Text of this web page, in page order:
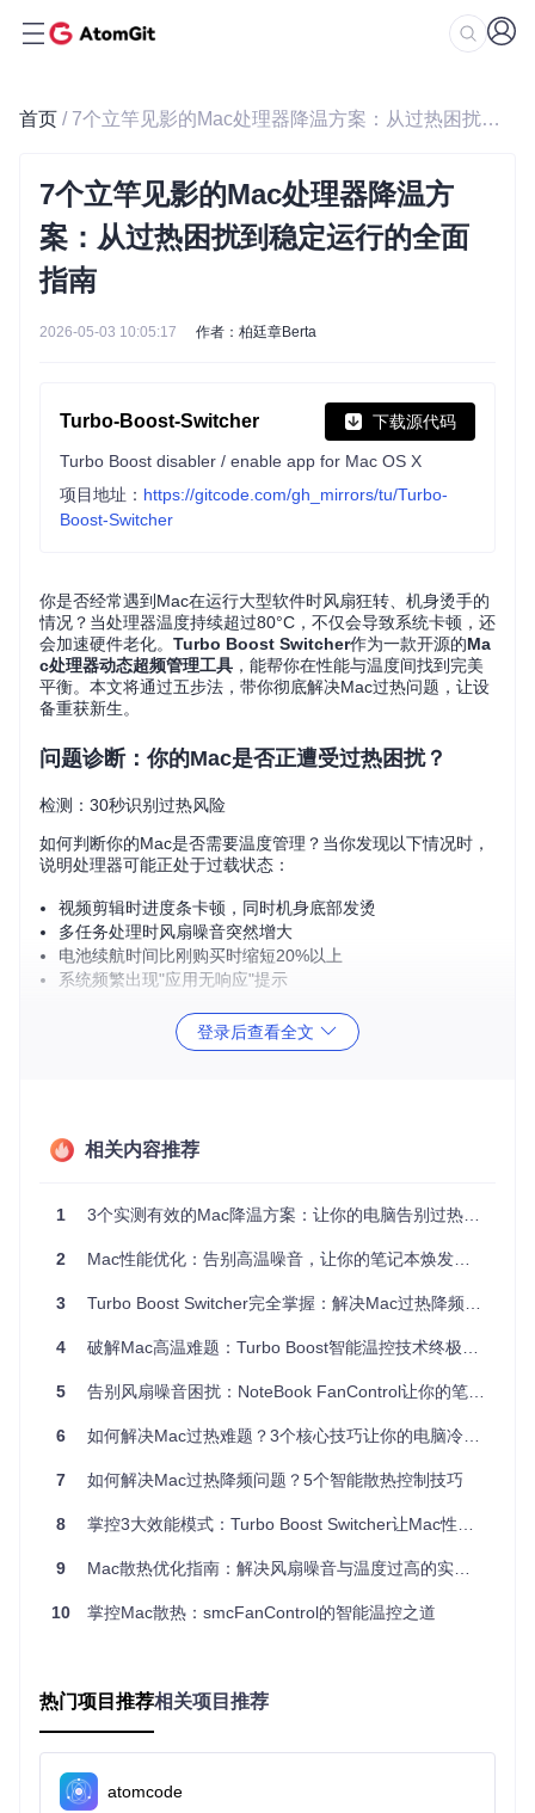
首页 / 7个立竿见影的Mac处理器降温方案：从过热困扰到稳定运行的全面指南
7个立竿见影的Mac处理器降温方
案：从过热困扰到稳定运行的全面
指南
2026-05-03 10:05:17 作者：柏廷章Berta
Turbo-Boost-Switcher 下载源代码
Turbo Boost disabler / enable app for Mac OS X
项目地址： https://gitcode.com/gh_mirrors/tu/Turbo-
Boost-Switcher
你是否经常遇到Mac在运行大型软件时风扇狂转、机身烫手的
情况？当处理器温度持续超过80°C，不仅会导致系统卡顿，还
会加速硬件老化。 Turbo Boost Switcher作为一款开源的Ma
c处理器动态超频管理工具 ，能帮你在性能与温度间找到完美
平衡。本文将通过五步法，带你彻底解决Mac过热问题，让设
备重获新生。
问题诊断：你的Mac是否正遭受过热困扰？
检测：30秒识别过热风险
如何判断你的Mac是否需要温度管理？当你发现以下情况时，
说明处理器可能正处于过载状态：
视频剪辑时进度条卡顿，同时机身底部发烫
多任务处理时风扇噪音突然增大
电池续航时间比刚购买时缩短20%以上
系统频繁出现"应用无响应"提示
这些现象的根源往往是Turbo Boost（处理器动态超频技术）
的持续启用。这项技术虽能短暂提升性能，但会使CPU温度骤
解析：温度与性能的博弈平衡
但持续使用会导致发动机过热。通过智能管理这一功能，你将
性能稳定：避免因过热导致的CPU降频，保持持续工作效率
续航延长：减少不必要的性能消耗，单次充电多使用1.5小
实施路径：从零开始的Turbo Boost管理方案
准备：5分钟完成工具部署
✓ 首先克隆项目仓库：git clone https://gitcode.com/
gh_mirrors/tu/Turbo-Boost-Switcher✓ 进入项目目
录，找到"Turbo Boost Disabler"文件夹 ✓ 将"Turbo Boost Sw
itcher.app"拖拽至应用程序文件夹 ✓ 首次启动时允许系统安全
设置中的开发者权限
8651c1bc160f9e15287590/Turbo Boost Disabler/HELP.rtfd/t
n2459_approval.png?utm_source=gitcode_repo_files)
登录后查看全文
相关内容推荐
1 3个实测有效的Mac降温方案：让你的电脑告别过热卡顿
2 Mac性能优化：告别高温噪音，让你的笔记本焕发新生
3 Turbo Boost Switcher完全掌握：解决Mac过热降频的7个创新方法
4 破解Mac高温难题：Turbo Boost智能温控技术终极解决方案
5 告别风扇噪音困扰：NoteBook FanControl让你的笔记本静如耳语
6 如何解决Mac过热难题？3个核心技巧让你的电脑冷静运行
7 如何解决Mac过热降频问题？5个智能散热控制技巧
8 掌控3大效能模式：Turbo Boost Switcher让Mac性能与散热完美平衡
9 Mac散热优化指南：解决风扇噪音与温度过高的实用方案
10 掌控Mac散热：smcFanControl的智能温控之道
热门项目推荐相关项目推荐
atomcode